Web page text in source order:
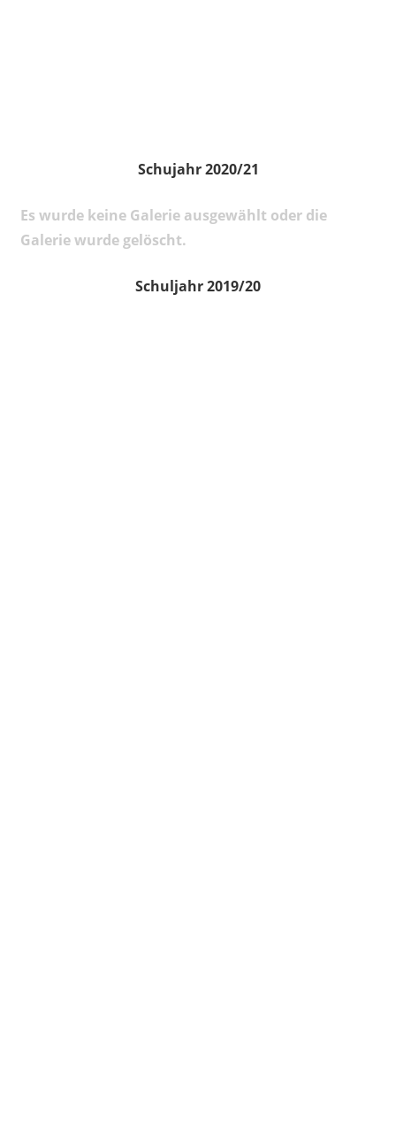
Schujahr 2020/21
Es wurde keine Galerie ausgewählt oder die
Galerie wurde gelöscht.
Schuljahr 2019/20